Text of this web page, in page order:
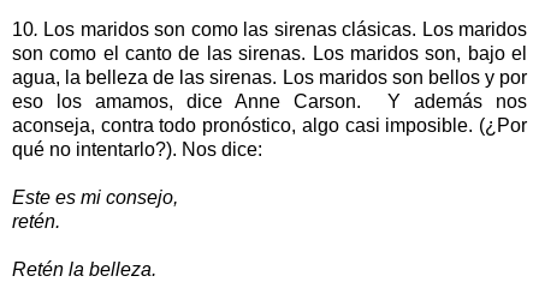
10. Los maridos son como las sirenas clásicas. Los maridos
son como el canto de las sirenas. Los maridos son, bajo el
agua, la belleza de las sirenas. Los maridos son bellos y por
eso los amamos, dice Anne Carson. Y además nos
aconseja, contra todo pronóstico, algo casi imposible. (¿Por
qué no intentarlo?). Nos dice:
Este es mi consejo,
retén.
Retén la belleza.